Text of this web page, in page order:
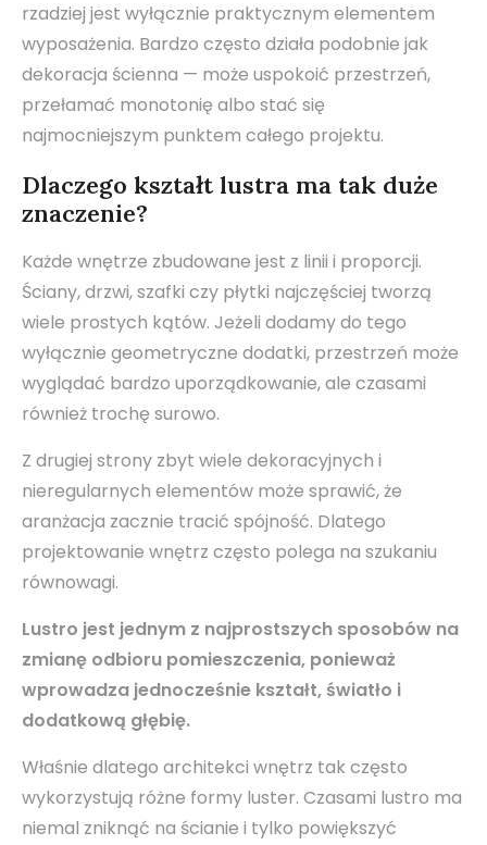
rzadziej jest wyłącznie praktycznym elementem
wyposażenia. Bardzo często działa podobnie jak
dekoracja ścienna — może uspokoić przestrzeń,
przełamać monotonię albo stać się
najmocniejszym punktem całego projektu.
Dlaczego kształt lustra ma tak duże
znaczenie?
Każde wnętrze zbudowane jest z linii i proporcji.
Ściany, drzwi, szafki czy płytki najczęściej tworzą
wiele prostych kątów. Jeżeli dodamy do tego
wyłącznie geometryczne dodatki, przestrzeń może
wyglądać bardzo uporządkowanie, ale czasami
również trochę surowo.
Z drugiej strony zbyt wiele dekoracyjnych i
nieregularnych elementów może sprawić, że
aranżacja zacznie tracić spójność. Dlatego
projektowanie wnętrz często polega na szukaniu
równowagi.
Lustro jest jednym z najprostszych sposobów na
zmianę odbioru pomieszczenia, ponieważ
wprowadza jednocześnie kształt, światło i
dodatkową głębię.
Właśnie dlatego architekci wnętrz tak często
wykorzystują różne formy luster. Czasami lustro ma
niemal zniknąć na ścianie i tylko powiększyć